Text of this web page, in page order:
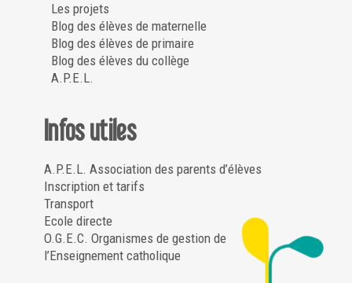
Les projets
Blog des élèves de maternelle
Blog des élèves de primaire
Blog des élèves du collège
A.P.E.L.
Infos utiles
A.P.E.L. Association des parents d’élèves
Inscription et tarifs
Transport
Ecole directe
O.G.E.C. Organismes de gestion de
l’Enseignement catholique